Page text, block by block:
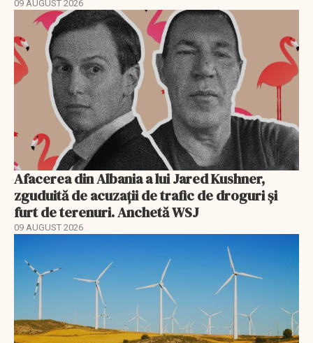
09 AUGUST 2026
Afacerea din Albania a lui Jared Kushner,
zguduită de acuzații de trafic de droguri și
furt de terenuri. Anchetă WSJ
09 AUGUST 2026